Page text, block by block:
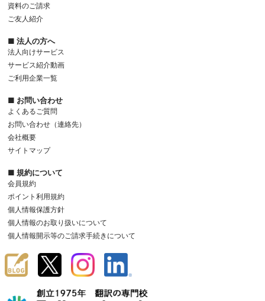
資料のご請求
ご友人紹介
■ 法人の方へ
法人向けサービス
サービス紹介動画
ご利用企業一覧
■ お問い合わせ
よくあるご質問
お問い合わせ（連絡先）
会社概要
サイトマップ
■ 規約について
会員規約
ポイント利用規約
個人情報保護方針
個人情報のお取り扱いについて
個人情報開示等のご請求手続きについて